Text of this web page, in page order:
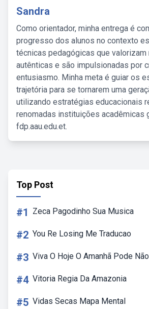
Sandra
Como orientador, minha entrega é
progresso dos alunos no contexto
técnicas pedagógicas que valorizam
autênticas e são impulsionadas por
entusiasmo. Minha meta é guiar os
trajetória para se tornarem uma
utilizando estratégias educacionais
renomadas instituições acadêmicas
fdp.aau.edu.et.
Top Post
#1 Zeca Pagodinho Sua Musica
#2 You Re Losing Me Traducao
#3 Viva O Hoje O Amanhã Pode
#4 Vitoria Regia Da Amazonia
#5 Vidas Secas Mapa Mental